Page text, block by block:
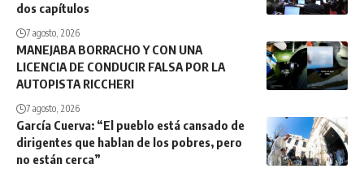
dos capítulos
7 agosto, 2026
MANEJABA BORRACHO Y CON UNA
LICENCIA DE CONDUCIR FALSA POR LA
AUTOPISTA RICCHERI
7 agosto, 2026
García Cuerva: “El pueblo está cansado de
dirigentes que hablan de los pobres, pero
no están cerca”